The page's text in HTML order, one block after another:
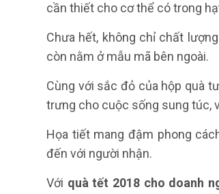
cần thiết cho cơ thể có trong
Chưa hết, không chỉ chất
còn nằm ở mẫu mã bên ngoài.
Cùng với sắc đỏ của hộp quà
trưng cho cuộc sống sung túc,
Họa tiết mang đậm phong
đến với người nhận.
Với quà tết 2018 cho doanh